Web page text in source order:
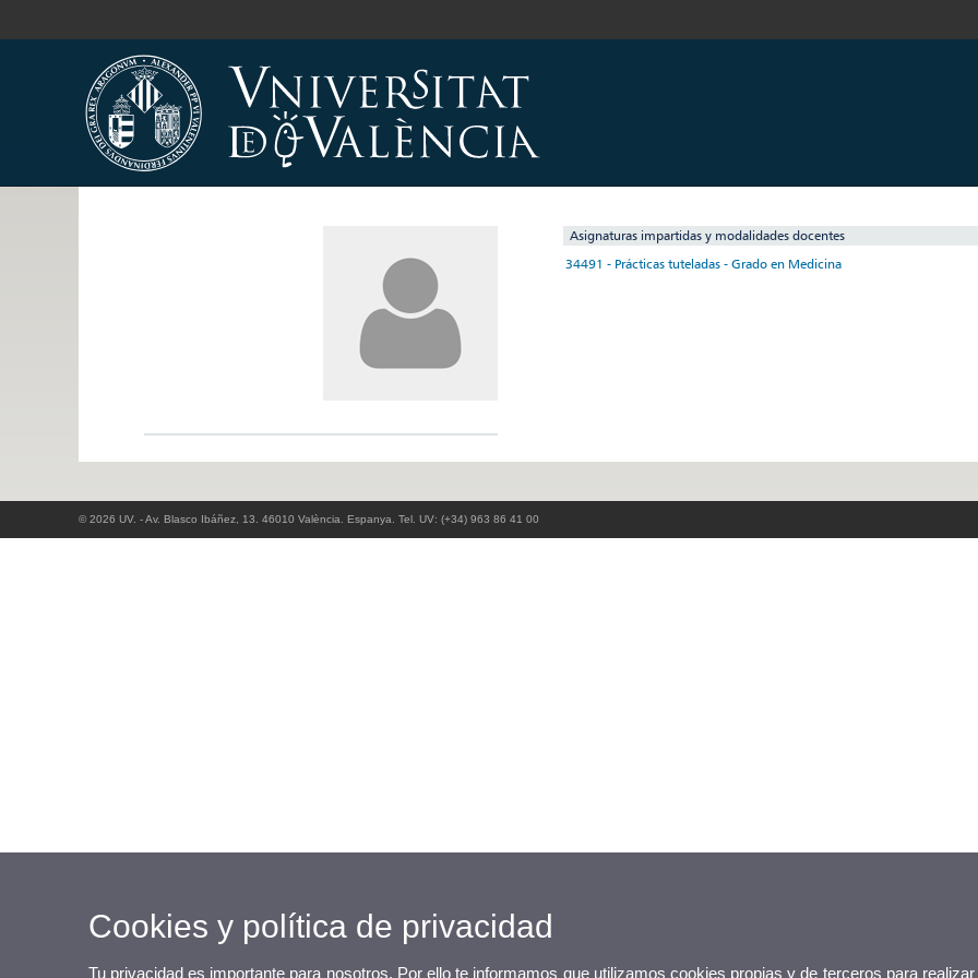
Asignaturas impartidas y modalidades docentes
34491 - Prácticas tuteladas - Grado en Medicina
© 2026 UV. - Av. Blasco Ibáñez, 13. 46010 València. Espanya. Tel. UV: (+34) 963 86 41 00
Cookies y política de privacidad
Tu privacidad es importante para nosotros. Por ello te informamos que utilizamos cookies propias y de terceros para realizar